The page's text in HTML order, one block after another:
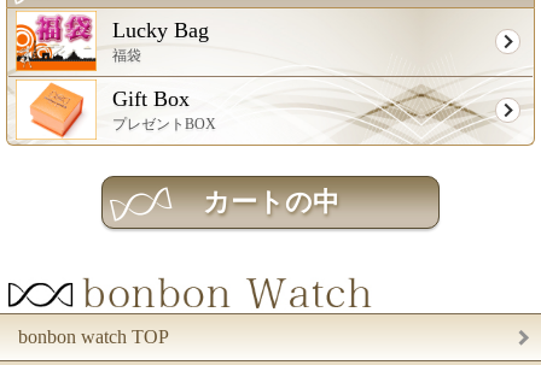
Lucky Bag
福袋
Gift Box
プレゼントBOX
bonbon watch TOP